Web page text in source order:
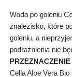
Woda po goleniu
znalezisko, które
goleniu, a
podrażnienia nie
PRZEZNACZENIE
Cella Aloe Vera